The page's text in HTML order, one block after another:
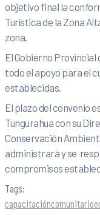
objetivo final la
Turística de la Zona
zona.
El Gobierno
todo el apoyo para el
establecidas.
El plazo del convenio
Tungurahua con su
Conservación
administrará y se
compromisos
Tags:
capacitacióncomunitario